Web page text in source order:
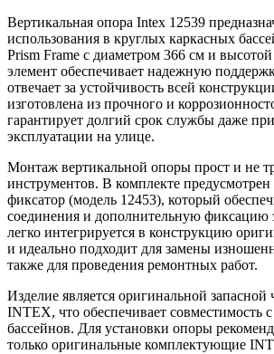
Вертикальная опора Intex 12539
использования в круглых каркасных
Prism Frame с диаметром 366 см и
элемент обеспечивает надежную
отвечает за устойчивость всей
изготовлена из прочного и
гарантирует долгий срок службы даже
эксплуатации на улице.
Монтаж вертикальной опоры прост и не
инструментов. В комплекте
фиксатор (модель 12453), который
соединения и дополнительную фиксацию
легко интегрируется в конструкцию
и идеально подходит для замены
также для проведения ремонтных работ.
Изделие является оригинальной запасной
INTEX, что обеспечивает совместимость
бассейнов. Для установки опоры
только оригинальные комплектующие